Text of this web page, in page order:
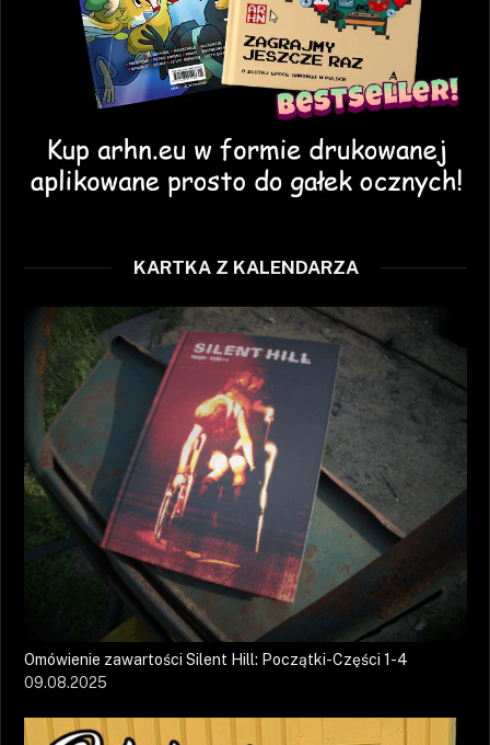
KARTKA Z KALENDARZA
Omówienie zawartości Silent Hill: Początki-Części 1-4
09.08.2025